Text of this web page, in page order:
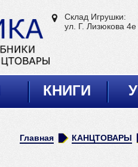
Склад Игрушки:
ул. Г. Лизюкова 4е
КНИГИ
Главная КАНЦТОВАРЫ